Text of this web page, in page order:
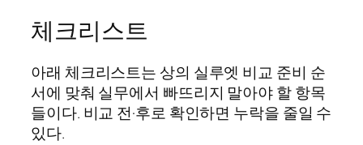
체크리스트
아래 체크리스트는 상의 실루엣 비교 준비 순
서에 맞춰 실무에서 빠뜨리지 말아야 할 항목
들이다. 비교 전·후로 확인하면 누락을 줄일 수
있다.